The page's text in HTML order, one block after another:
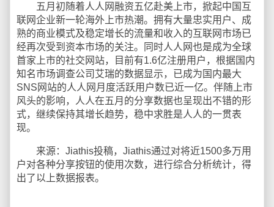
五月初随着人人网融资五亿赴美上市，掀起中国互
联网企业新一轮海外上市热潮。拥有大量忠实用户、成
熟的商业模式及稳定增长的流量和收入的互联网市场已
经再次受到资本市场的关注。同时人人网也是成为全球
首家上市的社交网站，目前有1.6亿注册用户，根据国内
知名市场调查公司艾瑞的数据显示，已成为国内最大
SNS网站的人人网月度活跃用户数已近一亿。伴随上市
风头的影响，人人在五月的分享数据也呈现出不错的形
式，继续保持其增长趋势，稳中求胜是人人的一贯表
现。
来源：Jiathis投稿，Jiathis通过对将近1500多万用
户对各种分享按钮的使用次数，进行综合分析统计，得
出了以上数据报表。